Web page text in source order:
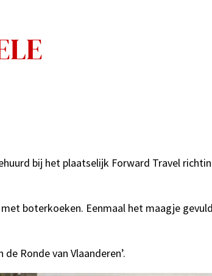
bij het plaatselijk Forward Travel
boterkoeken. Eenmaal het maagje
Ronde van Vlaanderen’.